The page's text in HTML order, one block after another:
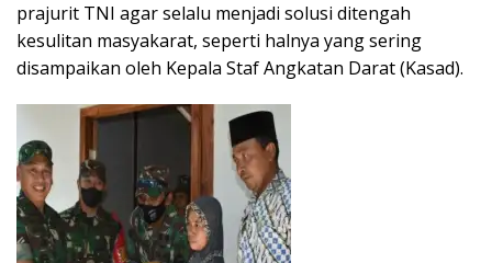
prajurit TNI agar selalu menjadi solusi ditengah
kesulitan masyakarat, seperti halnya yang sering
disampaikan oleh Kepala Staf Angkatan Darat (Kasad).